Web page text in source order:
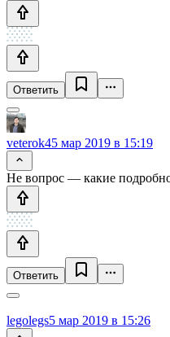
Ответить
veterok45 мар 2019 в 15:19
Не вопрос — какие
Ответить
legolegs5 мар 2019 в 15:26